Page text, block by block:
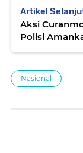
Artikel
Aksi
Polisi
Nasional